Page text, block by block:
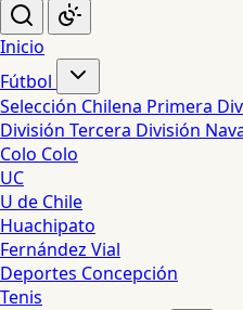
Inicio
Fútbol
Selección Chilena Primera
División Tercera División
Colo Colo
UC
U de Chile
Huachipato
Fernández Vial
Deportes Concepción
Tenis